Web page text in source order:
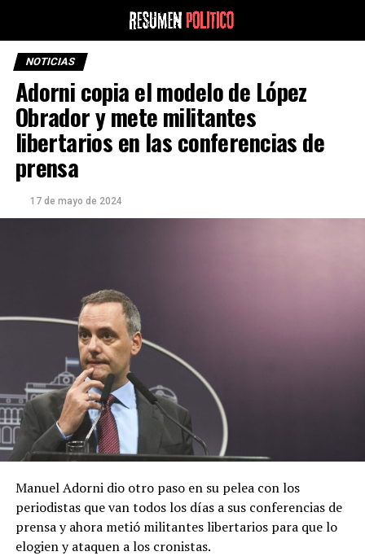
NOTICIAS
Adorni copia el modelo de López
Obrador y mete militantes
libertarios en las conferencias de
prensa
17 de mayo de 2024
Manuel Adorni dio otro paso en su pelea con los
periodistas que van todos los días a sus conferencias de
prensa y ahora metió militantes libertarios para que lo
elogien y ataquen a los cronistas.